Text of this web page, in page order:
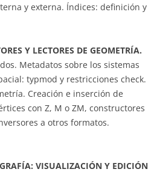
y externa. Índices: definición y
Y LECTORES DE GEOMETRÍA.
Metadatos sobre los sistemas
typmod y restricciones check.
Creación e inserción de
con Z, M o ZM, constructores
a otros formatos.
VISUALIZACIÓN Y EDICIÓN